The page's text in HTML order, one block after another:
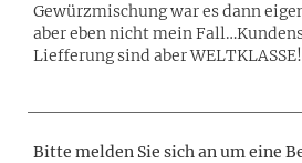
Gewürzmischung war es dann
aber eben nicht mein
Liefferung sind aber
Bitte melden Sie sich an um eine